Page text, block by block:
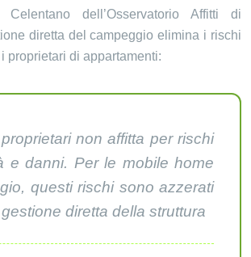
Celentano dell’Osservatorio Affitti di
diretta del campeggio elimina i rischi
proprietari di appartamenti:
non affitta per rischi
e danni. Per le mobile home
questi rischi sono azzerati
diretta della struttura